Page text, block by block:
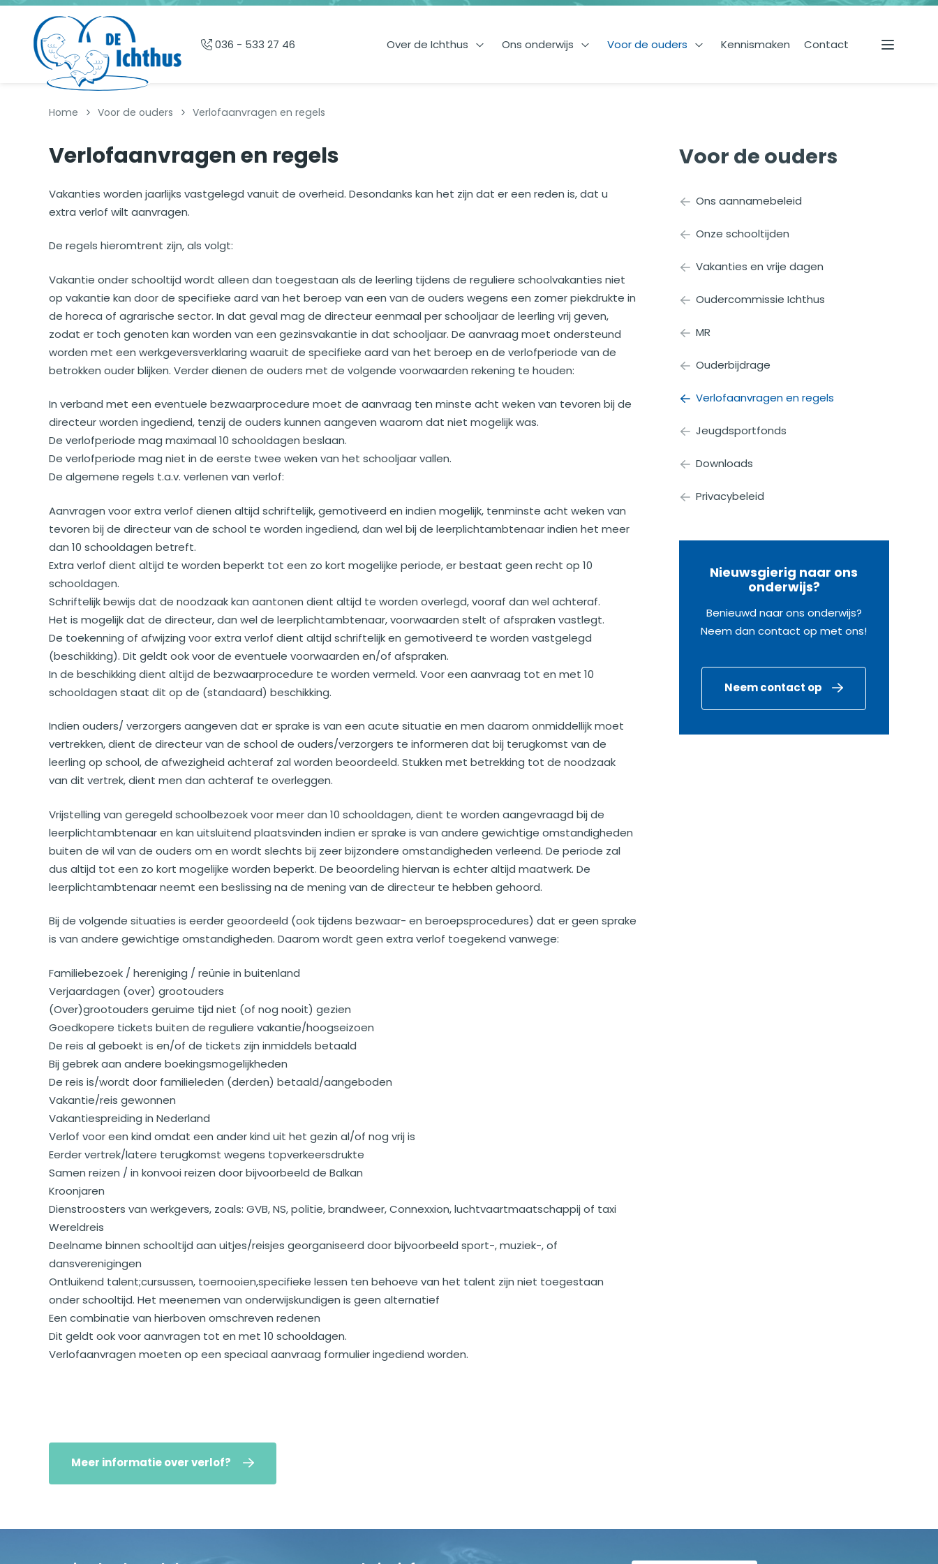
Overslaan en naar de inhoud gaan
036 - 533 27 46
Over de Ichthus
Open Over de Ichthus
Ons onderwijs
Open Ons onderwijs
Voor de ouders
Open Voor de ouders
Kennismaken Contact
Menu
Home Voor de ouders Verlofaanvragen en regels
Verlofaanvragen en regels
Vakanties worden jaarlijks vastgelegd vanuit de overheid. Desondanks kan het zijn dat er een reden is, dat u
extra verlof wilt aanvragen.
De regels hieromtrent zijn, als volgt:
Vakantie onder schooltijd wordt alleen dan toegestaan als de leerling tijdens de reguliere schoolvakanties niet
op vakantie kan door de specifieke aard van het beroep van een van de ouders wegens een zomer piekdrukte in
de horeca of agrarische sector. In dat geval mag de directeur eenmaal per schooljaar de leerling vrij geven,
zodat er toch genoten kan worden van een gezinsvakantie in dat schooljaar. De aanvraag moet ondersteund
worden met een werkgeversverklaring waaruit de specifieke aard van het beroep en de verlofperiode van de
betrokken ouder blijken. Verder dienen de ouders met de volgende voorwaarden rekening te houden:
In verband met een eventuele bezwaarprocedure moet de aanvraag ten minste acht weken van tevoren bij de
directeur worden ingediend, tenzij de ouders kunnen aangeven waarom dat niet mogelijk was.
De verlofperiode mag maximaal 10 schooldagen beslaan.
De verlofperiode mag niet in de eerste twee weken van het schooljaar vallen.
De algemene regels t.a.v. verlenen van verlof:
Aanvragen voor extra verlof dienen altijd schriftelijk, gemotiveerd en indien mogelijk, tenminste acht weken van
tevoren bij de directeur van de school te worden ingediend, dan wel bij de leerplichtambtenaar indien het meer
dan 10 schooldagen betreft.
Extra verlof dient altijd te worden beperkt tot een zo kort mogelijke periode, er bestaat geen recht op 10
schooldagen.
Schriftelijk bewijs dat de noodzaak kan aantonen dient altijd te worden overlegd, vooraf dan wel achteraf.
Het is mogelijk dat de directeur, dan wel de leerplichtambtenaar, voorwaarden stelt of afspraken vastlegt.
De toekenning of afwijzing voor extra verlof dient altijd schriftelijk en gemotiveerd te worden vastgelegd
(beschikking). Dit geldt ook voor de eventuele voorwaarden en/of afspraken.
In de beschikking dient altijd de bezwaarprocedure te worden vermeld. Voor een aanvraag tot en met 10
schooldagen staat dit op de (standaard) beschikking.
Indien ouders/ verzorgers aangeven dat er sprake is van een acute situatie en men daarom onmiddellijk moet
vertrekken, dient de directeur van de school de ouders/verzorgers te informeren dat bij terugkomst van de
leerling op school, de afwezigheid achteraf zal worden beoordeeld. Stukken met betrekking tot de noodzaak
van dit vertrek, dient men dan achteraf te overleggen.
Vrijstelling van geregeld schoolbezoek voor meer dan 10 schooldagen, dient te worden aangevraagd bij de
leerplichtambtenaar en kan uitsluitend plaatsvinden indien er sprake is van andere gewichtige omstandigheden
buiten de wil van de ouders om en wordt slechts bij zeer bijzondere omstandigheden verleend. De periode zal
dus altijd tot een zo kort mogelijke worden beperkt. De beoordeling hiervan is echter altijd maatwerk. De
leerplichtambtenaar neemt een beslissing na de mening van de directeur te hebben gehoord.
Bij de volgende situaties is eerder geoordeeld (ook tijdens bezwaar- en beroepsprocedures) dat er geen sprake
is van andere gewichtige omstandigheden. Daarom wordt geen extra verlof toegekend vanwege:
Familiebezoek / hereniging / reünie in buitenland
Verjaardagen (over) grootouders
(Over)grootouders geruime tijd niet (of nog nooit) gezien
Goedkopere tickets buiten de reguliere vakantie/hoogseizoen
De reis al geboekt is en/of de tickets zijn inmiddels betaald
Bij gebrek aan andere boekingsmogelijkheden
De reis is/wordt door familieleden (derden) betaald/aangeboden
Vakantie/reis gewonnen
Vakantiespreiding in Nederland
Verlof voor een kind omdat een ander kind uit het gezin al/of nog vrij is
Eerder vertrek/latere terugkomst wegens topverkeersdrukte
Samen reizen / in konvooi reizen door bijvoorbeeld de Balkan
Kroonjaren
Dienstroosters van werkgevers, zoals: GVB, NS, politie, brandweer, Connexxion, luchtvaartmaatschappij of taxi
Wereldreis
Deelname binnen schooltijd aan uitjes/reisjes georganiseerd door bijvoorbeeld sport-, muziek-, of
dansverenigingen
Ontluikend talent;cursussen, toernooien,specifieke lessen ten behoeve van het talent zijn niet toegestaan
onder schooltijd. Het meenemen van onderwijskundigen is geen alternatief
Een combinatie van hierboven omschreven redenen
Dit geldt ook voor aanvragen tot en met 10 schooldagen.
Verlofaanvragen moeten op een speciaal aanvraag formulier ingediend worden.
Meer informatie over verlof?
Voor de ouders
Ons aannamebeleid
Onze schooltijden
Vakanties en vrije dagen
Oudercommissie Ichthus
MR
Ouderbijdrage
Verlofaanvragen en regels
Jeugdsportfonds
Downloads
Privacybeleid
Nieuwsgierig naar ons
onderwijs?
Benieuwd naar ons onderwijs?
Neem dan contact op met ons!
Neem contact op